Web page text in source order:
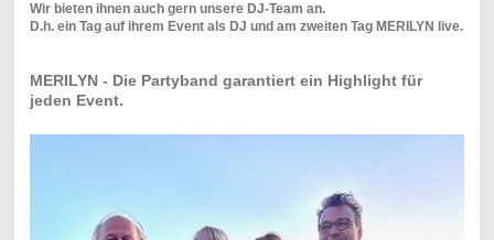
Wir bieten ihnen auch gern unsere DJ-Team an.
D.h. ein Tag auf ihrem Event als DJ und am zweiten Tag MERILYN live.
MERILYN - Die Partyband garantiert ein Highlight für
jeden Event.